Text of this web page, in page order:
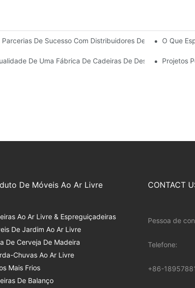
Negócio.
Parcerias De Sucesso Com Distribuidores De Guarda-Sóis
O Que
Exterior.De Uma Fábrica De Cadeiras De Descanso Para
Projetos
De Móveis Ao Ar Livre
Ao Ar Livre & Espreguiçadeiras
De Jardim Ao Ar Livre
De Cerveja De Madeira
Chuvas Ao Ar Livre
Mais Frios
De Balanço
CONTACT
Pessoa de
Telefone:
+86-